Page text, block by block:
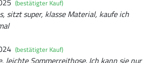
(bestätigter Kauf)
sitzt super, klasse Material, kaufe ich
(bestätigter Kauf)
leichte Sommerreithose. Ich kann sie nur